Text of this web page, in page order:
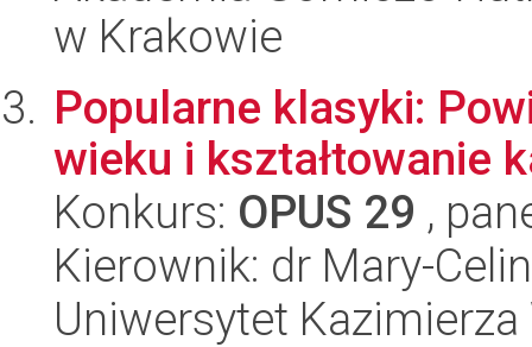
w Krakowie
Popularne klasyki:
wieku i kształtowanie
Konkurs: OPUS 29 ,
Kierownik: dr Mary-
Uniwersytet